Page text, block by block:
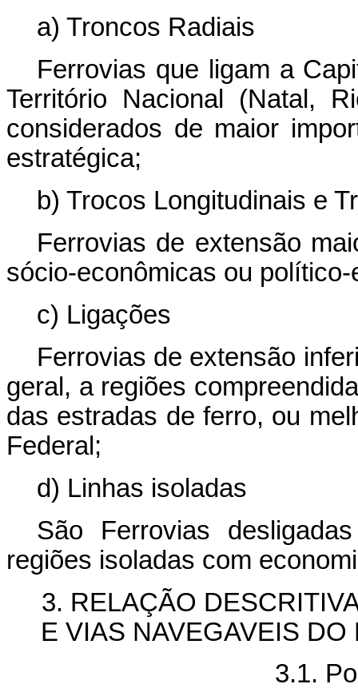
a) Troncos Radiais
Ferrovias que ligam a
Território Nacional (Natal,
considerados de maior
estratégica;
b) Trocos Longitudinais e
Ferrovias de extensão
sócio-econômicas ou
c) Ligações
Ferrovias de extensão
geral, a regiões
das estradas de ferro, ou
Federal;
d) Linhas isoladas
São Ferrovias
regiões isoladas com
3. RELAÇÃO
E VIAS NAVEGAVEIS
3.1.